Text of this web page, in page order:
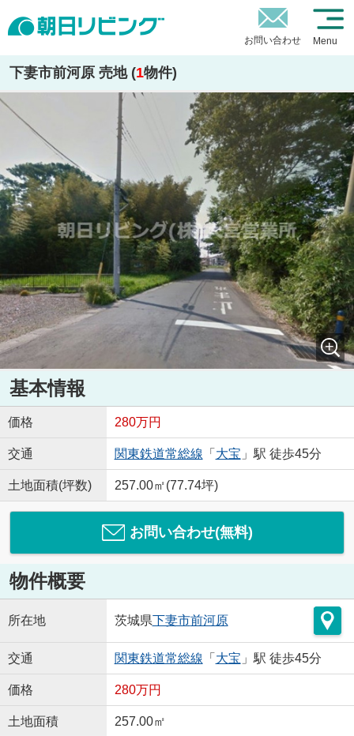
お問い合わせ Menu
下妻市前河原 売地 (1物件)
基本情報
価格 280万円
交通 関東鉄道常総線 「 大宝 」駅 徒歩45分
土地面積(坪数) 257.00㎡(77.74坪)
お問い合わせ(無料)
物件概要
所在地 茨城県下妻市前河原
交通 関東鉄道常総線 「 大宝 」駅 徒歩45分
価格 280万円
土地面積 257.00㎡